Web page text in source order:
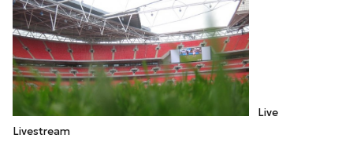
Live
Livestream